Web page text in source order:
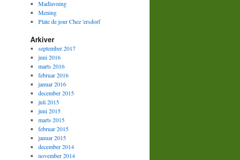
Madlavning
Mening
Plate de jour Chez 'ersdorf
Arkiver
september 2017
juni 2016
marts 2016
februar 2016
januar 2016
december 2015
juli 2015
juni 2015
marts 2015
februar 2015
januar 2015
december 2014
november 2014